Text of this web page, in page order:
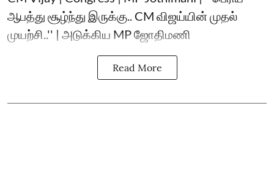
ஆபத்து சூழ்ந்து இருக்கு.. CM விஜய்யின் முதல்
முயற்சி..'' | அடுக்கிய MP ஜோதிமணி
Read More